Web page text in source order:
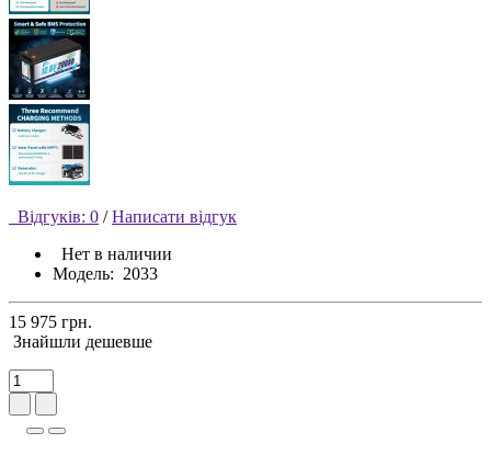
Відгуків: 0 / Написати відгук
Нет в наличии
Модель: 2033
15 975 грн.
Знайшли дешевше